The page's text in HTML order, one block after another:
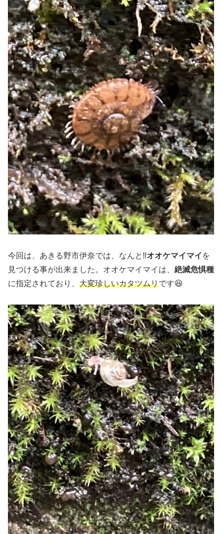
今回は、あきる野市伊奈では、なんと‼️オオケマイマイ を
見つける事が出来ました。オオケマイマイは、 絶滅危惧種
に指定されており、 大変珍しいカタツムリです😆